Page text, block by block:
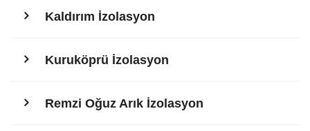
Kaldırım İzolasyon
Kuruköprü İzolasyon
Remzi Oğuz Arık İzolasyon